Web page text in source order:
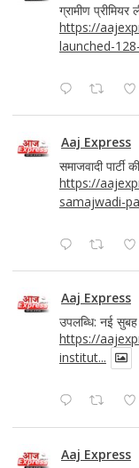
ग्रामीण
https://
launched-
Aaj Express
समाजवादी
https://
samajwadi-
Aaj Express
उपलब्धि: नई सुबह
https://
institut...
Aaj Express